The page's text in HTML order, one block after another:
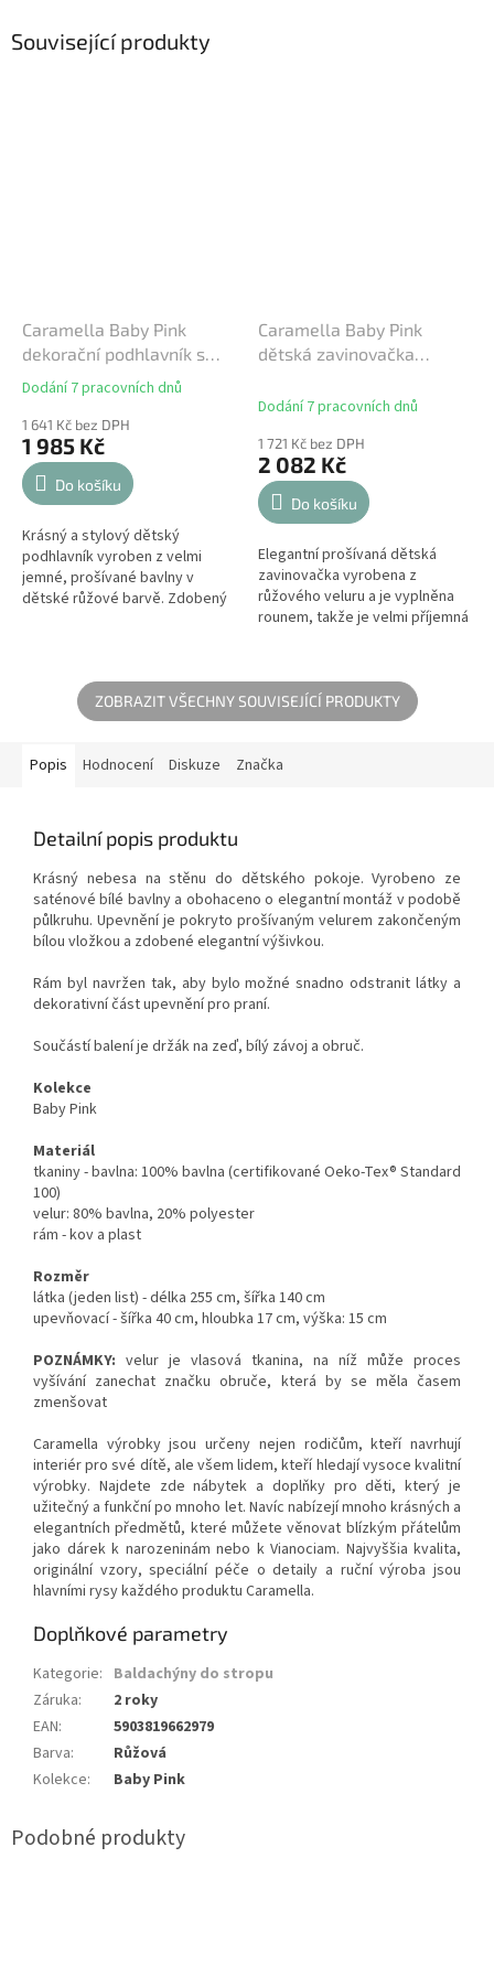
Související produkty
Caramella Baby Pink
dekorační podhlavník s
výšivkou růžový
Průměrné
produktu
je
5,0
z
hvězdiček.
Dodání 7 pracovních dnů
1 641 Kč bez DPH
1 985 Kč
Do košíku
Krásný a stylový dětský
podhlavník vyroben z velmi
jemné, prošívané bavlny v
dětské růžové barvě. Zdobený
Caramella Baby Pink
dětská zavinovačka
Dodání 7 pracovních dnů
1 721 Kč bez DPH
2 082 Kč
Do košíku
Elegantní prošívaná dětská
zavinovačka vyrobena z
růžového veluru a je vyplněna
rounem, takže je velmi příjemná
Nemá...
ZOBRAZIT VŠECHNY SOUVISEJÍCÍ PRODUKTY
Popis Hodnocení Diskuze Značka
Detailní popis produktu
Krásný nebesa na stěnu do dětského pokoje. Vyrobeno ze
saténové bílé bavlny a obohaceno o elegantní montáž v podobě
půlkruhu. Upevnění je pokryto prošívaným velurem zakončeným
bílou vložkou a zdobené elegantní výšivkou.
Rám byl navržen tak, aby bylo možné snadno odstranit látky a
dekorativní část upevnění pro praní.
Součástí balení je držák na zeď, bílý závoj a obruč.
Kolekce
Baby Pink
Materiál
tkaniny - bavlna: 100% bavlna (certifikované Oeko-Tex® Standard
100)
velur: 80% bavlna, 20% polyester
rám - kov a plast
Rozměr
látka (jeden list) - délka 255 cm, šířka 140 cm
upevňovací - šířka 40 cm, hloubka 17 cm, výška: 15 cm
POZNÁMKY: velur je vlasová tkanina, na níž může proces
vyšívání zanechat značku obruče, která by se měla časem
zmenšovat
Caramella výrobky jsou určeny nejen rodičům, kteří navrhují
interiér pro své dítě, ale všem lidem, kteří hledají vysoce kvalitní
výrobky. Najdete zde nábytek a doplňky pro děti, který je
užitečný a funkční po mnoho let. Navíc nabízejí mnoho krásných a
elegantních předmětů, které můžete věnovat blízkým přátelům
jako dárek k narozeninám nebo k Vianociam. Najvyššia kvalita,
originální vzory, speciální péče o detaily a ruční výroba jsou
hlavními rysy každého produktu Caramella.
Doplňkové parametry
Kategorie: Baldachýny do stropu
Záruka:
2 roky
EAN:
5903819662979
Barva:
Růžová
Kolekce: Baby Pink